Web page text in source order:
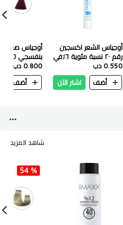
أوجياس الشعر اكسجين
رقم ٢٠ نسبة مئوية ٦٪؜في
المئة ١٠٠ مل
0.550 دب
أضف
اشتر الآن
بنفسجي 100 مل
0.800 دب
أضف
شاهد المزيد
54 %